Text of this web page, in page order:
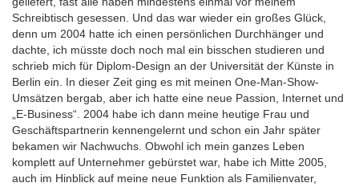
Schreibtisch gesessen. Und das war wieder ein großes Glück,
denn um 2004 hatte ich einen persönlichen Durchhänger und
dachte, ich müsste doch noch mal ein bisschen studieren und
schrieb mich für Diplom-Design an der Universität der Künste in
Berlin ein. In dieser Zeit ging es mit meinen One­-Man­-Show-
Umsätzen bergab, aber ich hatte eine neue Passion, Internet und
„E­-Business“. 2004 habe ich dann meine heutige Frau und
Geschäftspartnerin kennengelernt und schon ein Jahr später
bekamen wir Nachwuchs. Obwohl ich mein ganzes Leben
komplett auf Unternehmer gebürstet war, habe ich Mitte 2005,
auch im Hinblick auf meine neue Funktion als Familienvater,